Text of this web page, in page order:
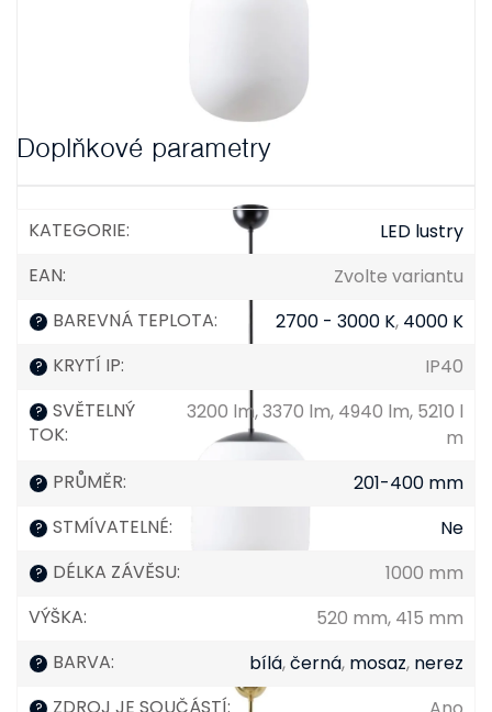
Doplňkové parametry
KATEGORIE:
LED lustry
EAN: Zvolte variantu
? BAREVNÁ TEPLOTA: 2700 - 3000 K, 4000 K
? KRYTÍ IP: IP40
? SVĚTELNÝ
TOK:
3200 lm, 3370 lm, 4940 lm, 5210 l
m
? PRŮMĚR: 201-400 mm
? STMÍVATELNÉ: Ne
? DÉLKA ZÁVĚSU:
1000 mm
VÝŠKA: 520 mm, 415 mm
? BARVA: bílá,černá, mosaz, nerez
?